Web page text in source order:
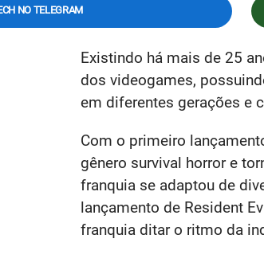
NO TELEGRAM
Existindo há mais de 25
dos videogames,
em diferentes gerações e
Com o primeiro
gênero survival horror e
franquia se adaptou de
lançamento de Resident
franquia ditar o ritmo da